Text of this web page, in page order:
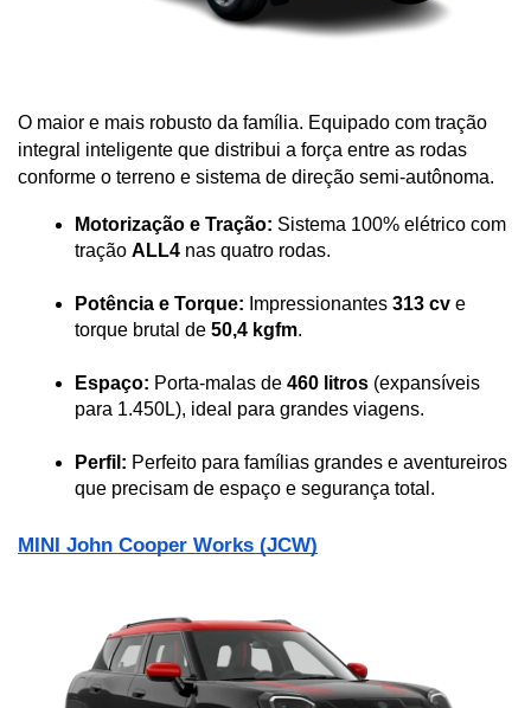
O maior e mais robusto da família. Equipado com tração
integral inteligente que distribui a força entre as rodas
conforme o terreno e sistema de direção semi-autônoma.
Motorização e Tração: Sistema 100% elétrico com
tração ALL4 nas quatro rodas.
Potência e Torque: Impressionantes 313 cv e
torque brutal de 50,4 kgfm.
Espaço: Porta-malas de 460 litros (expansíveis
para 1.450L), ideal para grandes viagens.
Perfil: Perfeito para famílias grandes e aventureiros
que precisam de espaço e segurança total.
MINI John Cooper Works (JCW)